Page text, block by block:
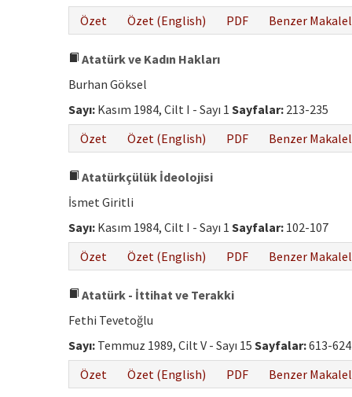
Özet
Özet (English) PDF Benzer
Atatürk ve Kadın Hakları
Burhan Göksel
Sayı: Kasım 1984, Cilt I - Sayı 1 Sayfalar: 213-235
Özet
Özet (English) PDF Benzer
Atatürkçülük İdeolojisi
İsmet Giritli
Sayı: Kasım 1984, Cilt I - Sayı 1 Sayfalar: 102-107
Özet
Özet (English) PDF Benzer
Atatürk - İttihat ve Terakki
Fethi Tevetoğlu
Sayı: Temmuz 1989, Cilt V - Sayı 15 Sayfalar:613-624
Özet
Özet (English) PDF Benzer